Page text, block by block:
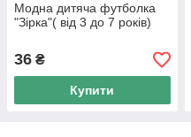
Модна дитяча футболка
"Зірка"( від 3 до 7 років)
36 ₴
Купити